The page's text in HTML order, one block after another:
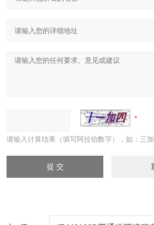
请输入计算结果（填写阿拉伯数字），如：三